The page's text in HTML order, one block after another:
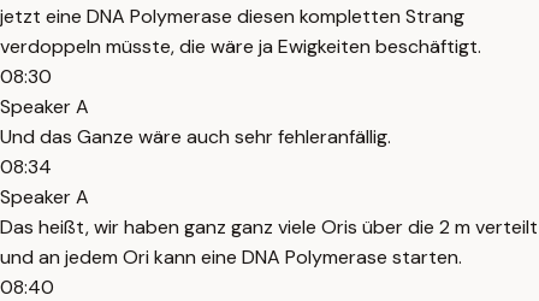
jetzt eine DNA Polymerase diesen kompletten Strang
verdoppeln müsste, die wäre ja Ewigkeiten beschäftigt.
08:30
Speaker A
Und das Ganze wäre auch sehr fehleranfällig.
08:34
Speaker A
Das heißt, wir haben ganz ganz viele Oris über die 2 m verteilt
und an jedem Ori kann eine DNA Polymerase starten.
08:40